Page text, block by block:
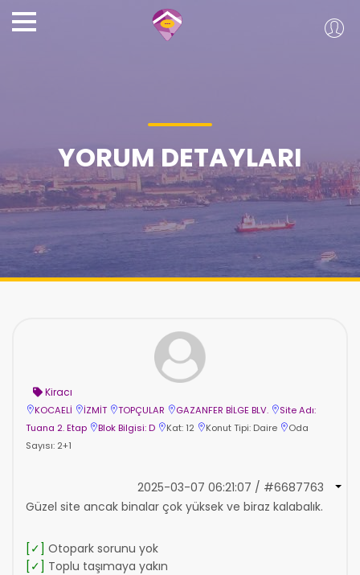
YORUM DETAYLARI
Kiracı
KOCAELİ İZMİT TOPÇULAR GAZANFER BİLGE BLV.
Site Adı:
Tuana 2. Etap
Blok Bilgisi: D Kat: 12 Konut Tipi: Daire
Oda
Sayısı: 2+1
2025-03-07 06:21:07 / #6687763
Güzel site ancak binalar çok yüksek ve biraz kalabalık.
[✓] Otopark sorunu yok
[✓] Toplu taşımaya yakın